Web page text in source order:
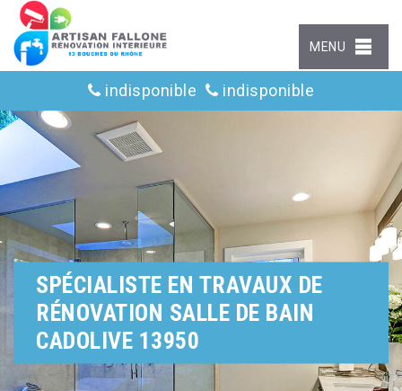
MENU
indisponible indisponible
SPÉCIALISTE EN TRAVAUX DE
RÉNOVATION SALLE DE BAIN
CADOLIVE 13950